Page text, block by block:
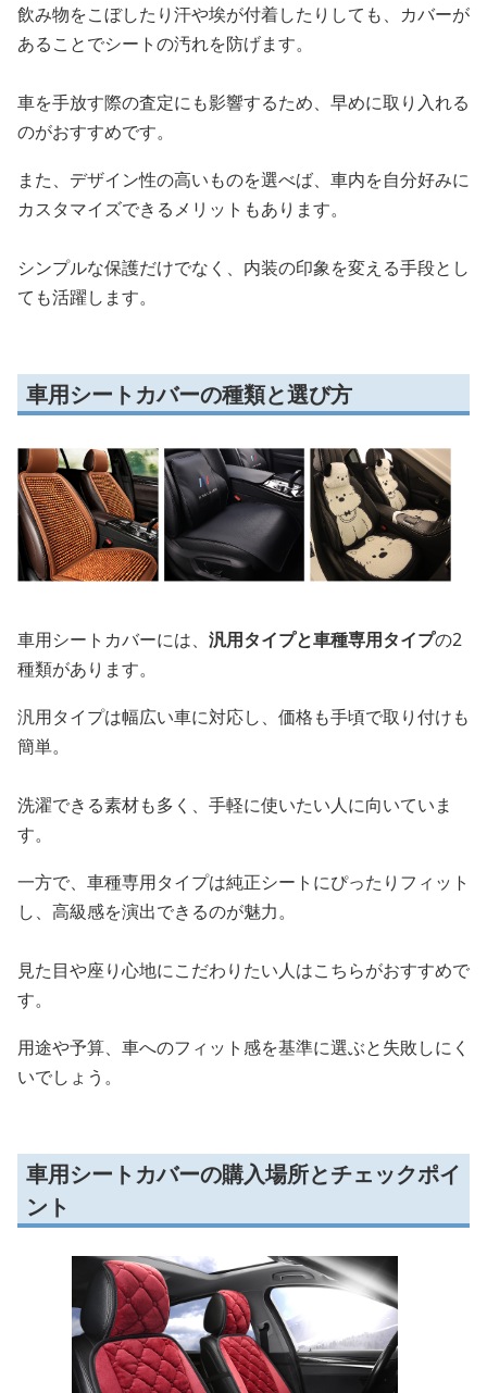
飲み物をこぼしたり汗や埃が付着したりしても、カバーが
あることでシートの汚れを防げます。
車を手放す際の査定にも影響するため、早めに取り入れる
のがおすすめです。
また、デザイン性の高いものを選べば、車内を自分好みに
カスタマイズできるメリットもあります。
シンプルな保護だけでなく、内装の印象を変える手段とし
ても活躍します。
車用シートカバーの種類と選び方
車用シートカバーには、 汎用タイプと車種専用タイプの2
種類があります。
汎用タイプは幅広い車に対応し、価格も手頃で取り付けも
簡単。
洗濯できる素材も多く、手軽に使いたい人に向いていま
す。
一方で、車種専用タイプは純正シートにぴったりフィット
し、高級感を演出できるのが魅力。
見た目や座り心地にこだわりたい人はこちらがおすすめで
す。
用途や予算、車へのフィット感を基準に選ぶと失敗しにく
いでしょう。
車用シートカバーの購入場所とチェックポイ
ント